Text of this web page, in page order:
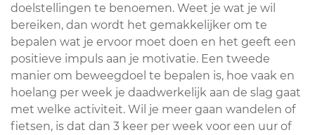
doelstellingen te benoemen. Weet je wat je wil
bereiken, dan wordt het gemakkelijker om te
bepalen wat je ervoor moet doen en het geeft een
positieve impuls aan je motivatie. Een tweede
manier om beweegdoel te bepalen is, hoe vaak en
hoelang per week je daadwerkelijk aan de slag gaat
met welke activiteit. Wil je meer gaan wandelen of
fietsen, is dat dan 3 keer per week voor een uur of